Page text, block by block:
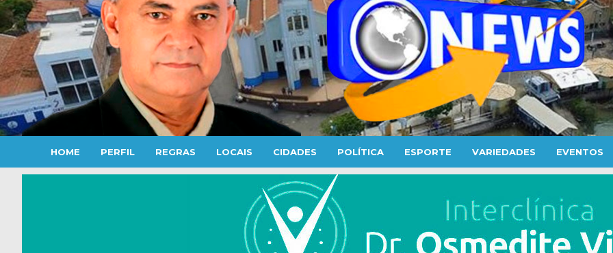
HOME PERFIL REGRAS LOCAIS CIDADES POLÍTICA ESPORTE VARIEDADES EVENTOS